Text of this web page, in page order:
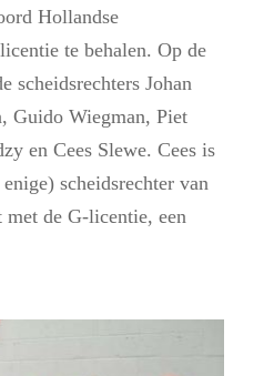
Hollandse
te behalen. Op de
scheidsrechters Johan
Guido Wiegman, Piet
en Cees Slewe. Cees is
scheidsrechter van
met de G-licentie, een